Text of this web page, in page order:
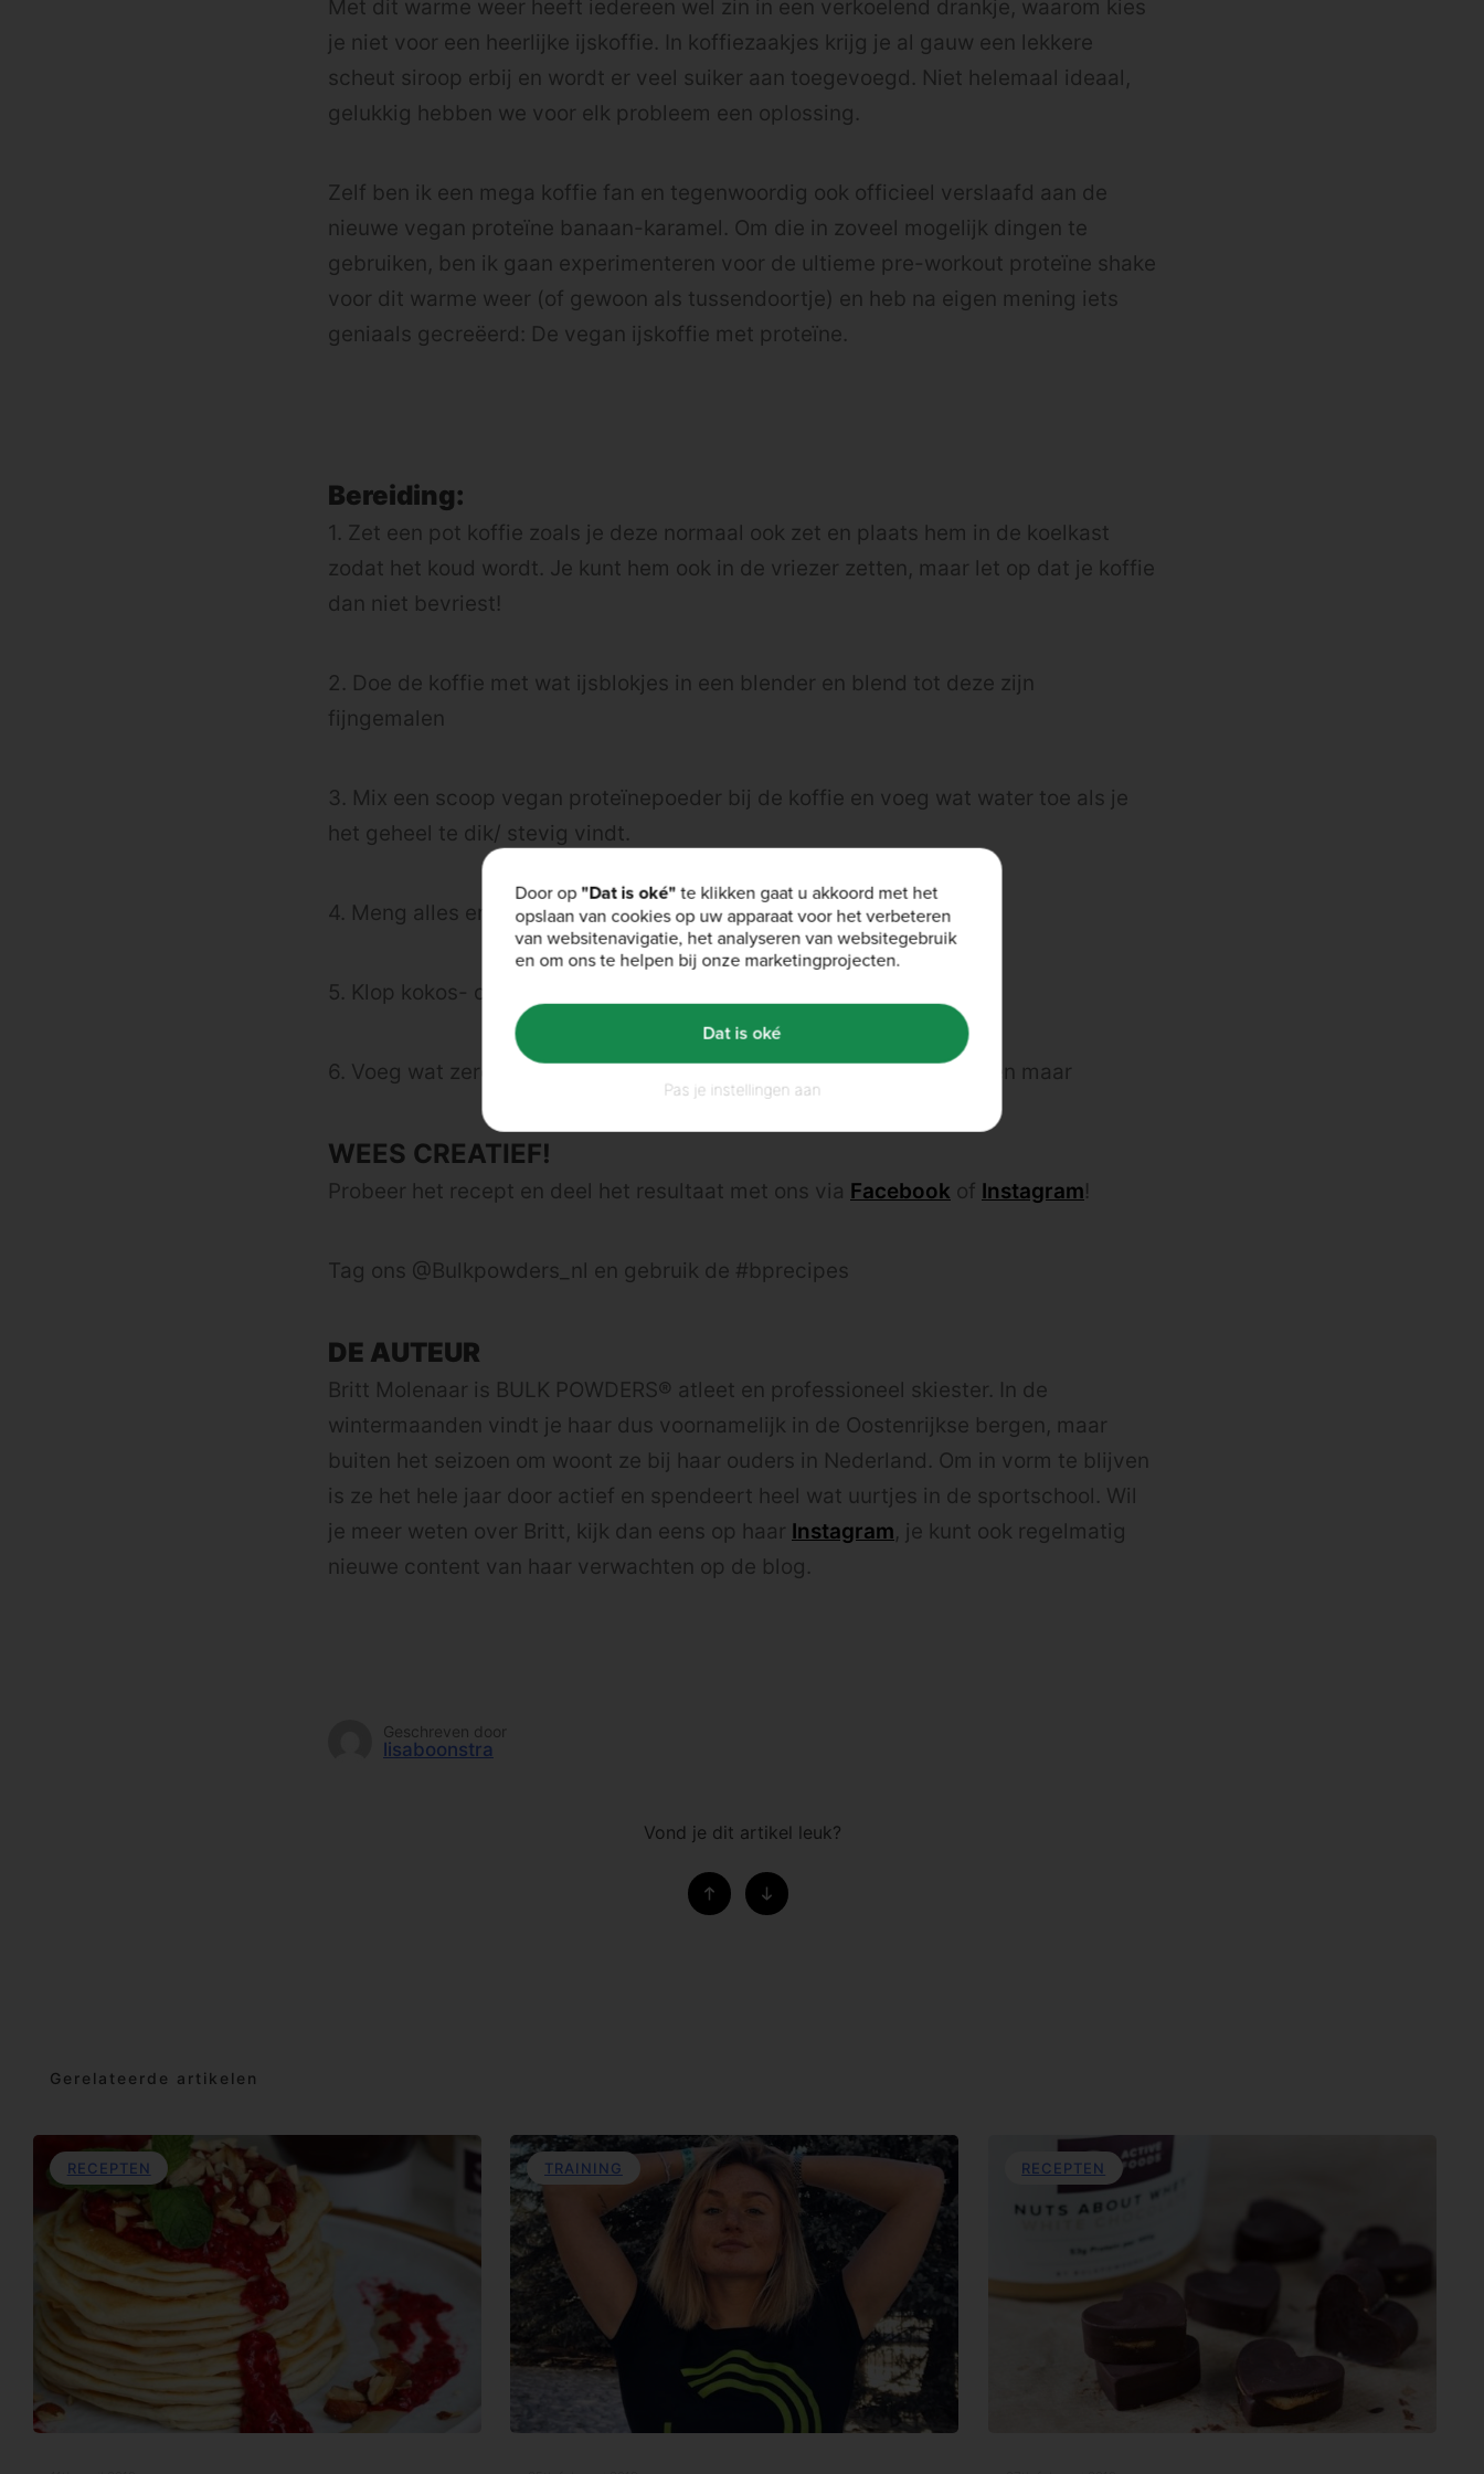
Met dit warme weer heeft iedereen wel zin in een verkoelend drankje, waarom kies
je niet voor een heerlijke ijskoffie. In koffiezaakjes krijg je al gauw een lekkere
scheut siroop erbij en wordt er veel suiker aan toegevoegd. Niet helemaal ideaal,
gelukkig hebben we voor elk probleem een oplossing.
Zelf ben ik een mega koffie fan en tegenwoordig ook officieel verslaafd aan de
nieuwe vegan proteïne banaan-karamel. Om die in zoveel mogelijk dingen te
gebruiken, ben ik gaan experimenteren voor de ultieme pre-workout proteïne shake
voor dit warme weer (of gewoon als tussendoortje) en heb na eigen mening iets
geniaals gecreëerd: De vegan ijskoffie met proteïne.
Bereiding:
1. Zet een pot koffie zoals je deze normaal ook zet en plaats hem in de koelkast
zodat het koud wordt. Je kunt hem ook in de vriezer zetten, maar let op dat je koffie
dan niet bevriest!
2. Doe de koffie met wat ijsblokjes in een blender en blend tot deze zijn
fijngemalen
3. Mix een scoop vegan proteïnepoeder bij de koffie en voeg wat water toe als je
het geheel te dik/ stevig vindt.
4. Meng alles en giet het in een groot glas
5. Klop kokos- of amandelmelk op en giet de melk in je glas koffie
6. Voeg wat zero kcal siroop toe in een smaak naar keuze en genieten maar
WEES CREATIEF!
Probeer het recept en deel het resultaat met ons via Facebook of Instagram!
Tag ons @Bulkpowders_nl en gebruik de #bprecipes
DE AUTEUR
Britt Molenaar is BULK POWDERS® atleet en professioneel skiester. In de
wintermaanden vindt je haar dus voornamelijk in de Oostenrijkse bergen, maar
buiten het seizoen om woont ze bij haar ouders in Nederland. Om in vorm te blijven
is ze het hele jaar door actief en spendeert heel wat uurtjes in de sportschool. Wil
je meer weten over Britt, kijk dan eens op haar Instagram, je kunt ook regelmatig
nieuwe content van haar verwachten op de blog.
Geschreven door
lisaboonstra
Vond je dit artikel leuk?
Gerelateerde artikelen
RECEPTEN TRAINING RECEPTEN
Door op"Dat is oké"te klikken gaat u akkoord met het
opslaan van cookies op uw apparaat voor het verbeteren
van websitenavigatie, het analyseren van websitegebruik
en om ons te helpen bij onze marketingprojecten.
Pas je instellingen aan
Dat is oké